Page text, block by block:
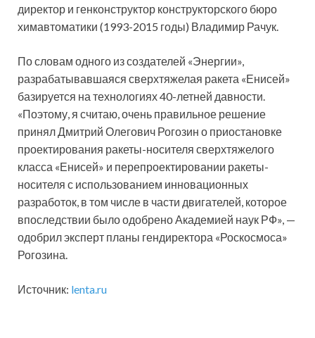
директор и генконструктор конструкторского бюро
химавтоматики (1993-2015 годы) Владимир Рачук.
По словам одного из создателей «Энергии»,
разрабатывавшаяся сверхтяжелая ракета «Енисей»
базируется на технологиях 40-летней давности.
«Поэтому, я считаю, очень правильное решение
принял Дмитрий Олегович Рогозин о приостановке
проектирования ракеты-носителя сверхтяжелого
класса «Енисей» и перепроектировании ракеты-
носителя с использованием инновационных
разработок, в том числе в части двигателей, которое
впоследствии было одобрено Академией наук РФ», —
одобрил эксперт планы гендиректора «Роскосмоса»
Рогозина.
Источник: lenta.ru